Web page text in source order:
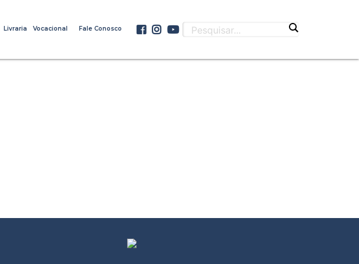
Livraria Vocacional Fale Conosco